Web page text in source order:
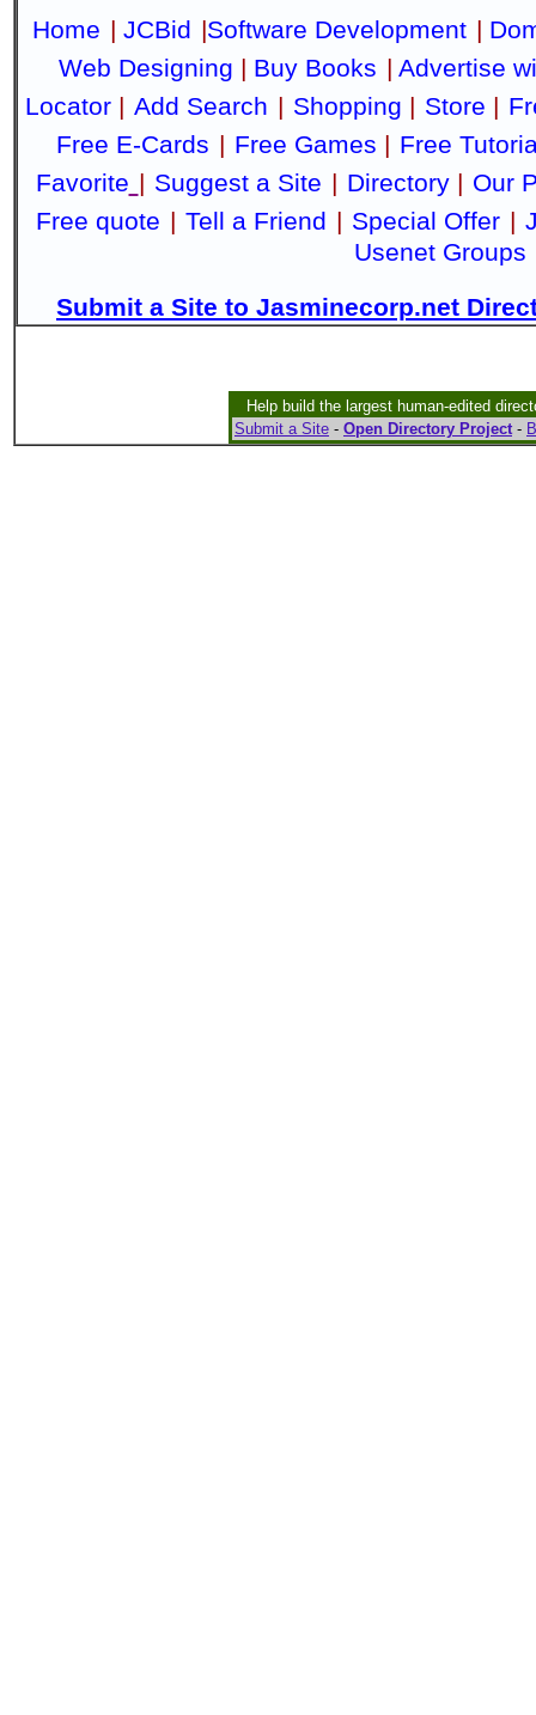
Home | JCBid |Software Development |
Web Designing | Buy Books | Advertise
Locator | Add Search | Shopping | Store |
Free E-Cards | Free Games | Free
Favorite | Suggest a Site | Directory| Our
Free quote | Tell a Friend | Special Offer |
Usenet Groups
Submit a Site to Jasminecorp.net
Help build the largest human-edited
Submit a Site - Open Directory Project-